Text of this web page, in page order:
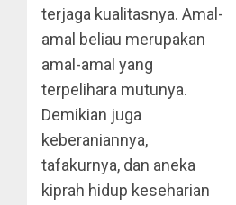
terjaga kualitasnya. Amal-
amal beliau merupakan
amal-amal yang
terpelihara mutunya.
Demikian juga
keberaniannya,
tafakurnya, dan aneka
kiprah hidup keseharian